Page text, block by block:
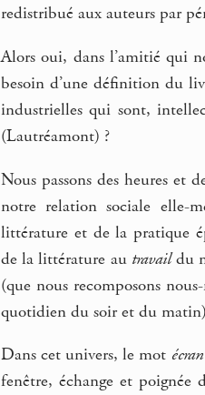
redistribué aux auteurs par
Alors oui, dans l’amitié qui
besoin d’une définition du
industrielles qui sont,
(Lautréamont) ?
Nous passons des heures et
notre relation sociale elle-
littérature et de la pratique
de la littérature au travaildu
(que nous recomposons
quotidien du soir et du
Dans cet univers, le mot écran
fenêtre, échange et poignée